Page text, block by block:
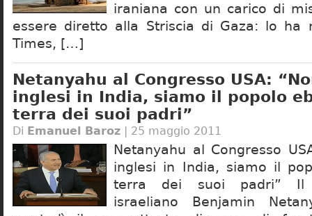
iraniana con un carico di
essere diretto alla Striscia di Gaza: lo ha
Times, […]
Netanyahu al Congresso USA:
inglesi in India, siamo il popolo
terra dei suoi padri”
Di Emanuel Baroz | 25 maggio 2011
Netanyahu al Congresso
inglesi in India, siamo il
terra dei suoi padri” Il
israeliano Benjamin